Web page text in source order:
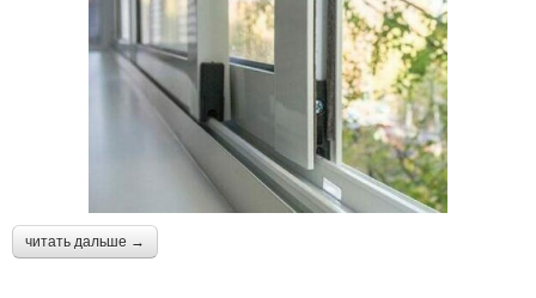
читать дальше →